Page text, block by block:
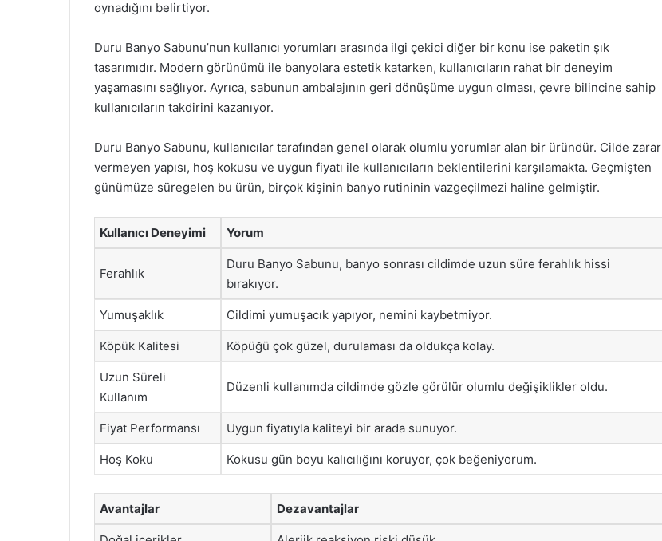
oynadığını belirtiyor.
Duru Banyo Sabunu’nun kullanıcı yorumları arasında ilgi çekici diğer bir konu ise paketin şık
tasarımıdır. Modern görünümü ile banyolara estetik katarken, kullanıcıların rahat bir deneyim
yaşamasını sağlıyor. Ayrıca, sabunun ambalajının geri dönüşüme uygun olması, çevre bilincine sahip
kullanıcıların takdirini kazanıyor.
Duru Banyo Sabunu, kullanıcılar tarafından genel olarak olumlu yorumlar alan bir üründür. Cilde zarar
vermeyen yapısı, hoş kokusu ve uygun fiyatı ile kullanıcıların beklentilerini karşılamakta. Geçmişten
günümüze süregelen bu ürün, birçok kişinin banyo rutininin vazgeçilmezi haline gelmiştir.
Kullanıcı Deneyimi Yorum
Ferahlık
Duru Banyo Sabunu, banyo sonrası cildimde uzun süre ferahlık hissi
bırakıyor.
Yumuşaklık Cildimi yumuşacık yapıyor, nemini kaybetmiyor.
Köpük Kalitesi Köpüğü çok güzel, durulaması da oldukça kolay.
Uzun Süreli
Kullanım
Düzenli kullanımda cildimde gözle görülür olumlu değişiklikler oldu.
Fiyat Performansı Uygun fiyatıyla kaliteyi bir arada sunuyor.
Hoş Koku Kokusu gün boyu kalıcılığını koruyor, çok beğeniyorum.
Avantajlar Dezavantajlar